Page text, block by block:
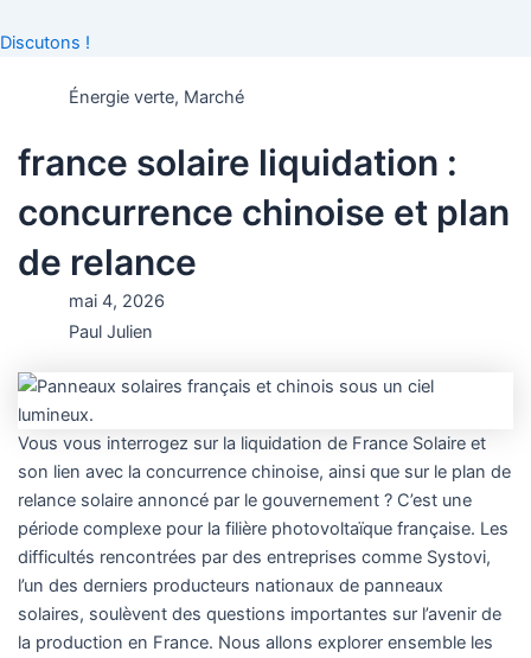
Discutons !
Énergie verte, Marché
france solaire liquidation :
concurrence chinoise et plan
de relance
mai 4, 2026
Paul Julien
Vous vous interrogez sur la liquidation de France Solaire et
son lien avec la concurrence chinoise, ainsi que sur le plan de
relance solaire annoncé par le gouvernement ? C’est une
période complexe pour la filière photovoltaïque française. Les
difficultés rencontrées par des entreprises comme Systovi,
l’un des derniers producteurs nationaux de panneaux
solaires, soulèvent des questions importantes sur l’avenir de
la production en France. Nous allons explorer ensemble les